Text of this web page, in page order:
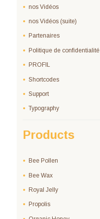
nos Vidéos
nos Vidéos (suite)
Partenaires
Politique de confidentialité
PROFIL
Shortcodes
Support
Typography
Products
Bee Pollen
Bee Wax
Royal Jelly
Propolis